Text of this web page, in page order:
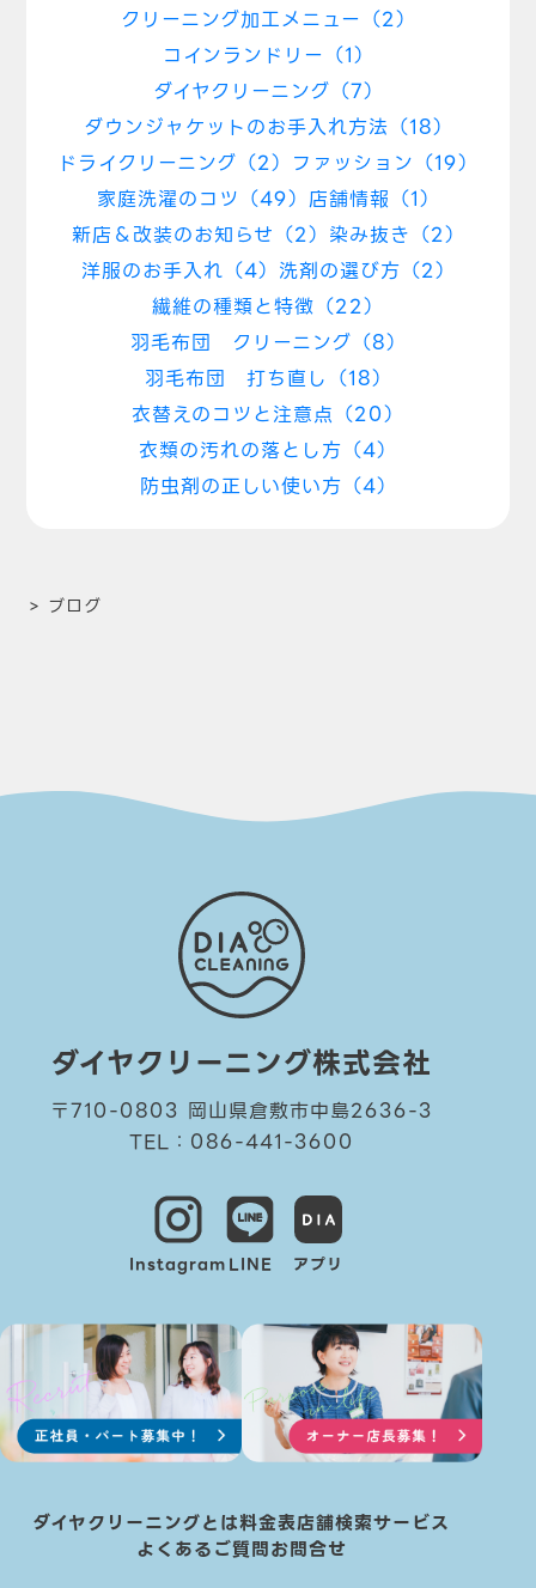
クリーニング加工メニュー（2）
コインランドリー（1）
ダイヤクリーニング（7）
ダウンジャケットのお手入れ方法（18）
ドライクリーニング（2） ファッション（19）
家庭洗濯のコツ（49） 店舗情報（1）
新店＆改装のお知らせ（2） 染み抜き（2）
洋服のお手入れ（4） 洗剤の選び方（2）
繊維の種類と特徴（22）
羽毛布団 クリーニング（8）
羽毛布団 打ち直し（18）
衣替えのコツと注意点（20）
衣類の汚れの落とし方（4）
防虫剤の正しい使い方（4）
> ブログ
ダイヤクリーニング株式会社
〒710-0803 岡山県倉敷市中島2636-3
TEL：086-441-3600
InstagramLINE アプリ
ダイヤクリーニングとは料金表店舗検索サービス
よくあるご質問お問合せ